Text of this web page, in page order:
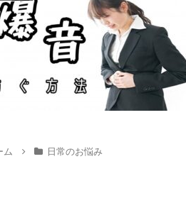
ム 日常のお悩み